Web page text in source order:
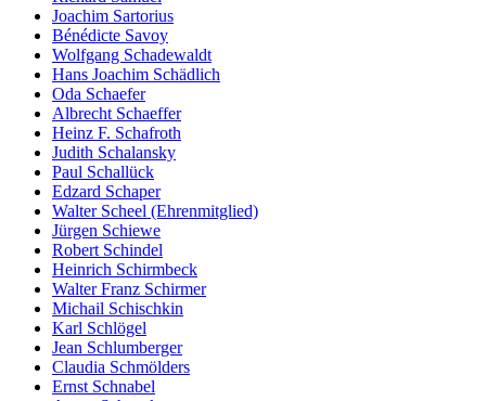
Joachim Sartorius
Bénédicte Savoy
Wolfgang Schadewaldt
Hans Joachim Schädlich
Oda Schaefer
Albrecht Schaeffer
Heinz F. Schafroth
Judith Schalansky
Paul Schallück
Edzard Schaper
Walter Scheel (Ehrenmitglied)
Jürgen Schiewe
Robert Schindel
Heinrich Schirmbeck
Walter Franz Schirmer
Michail Schischkin
Karl Schlögel
Jean Schlumberger
Claudia Schmölders
Ernst Schnabel